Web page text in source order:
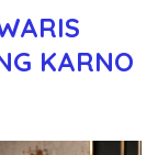
KARNO